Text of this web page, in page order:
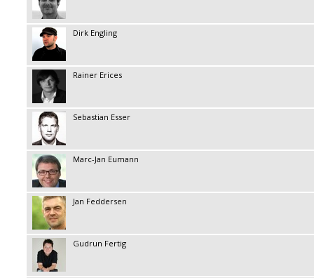
Dirk Engling
Rainer Erices
Sebastian Esser
Marc-Jan Eumann
Jan Feddersen
Gudrun Fertig